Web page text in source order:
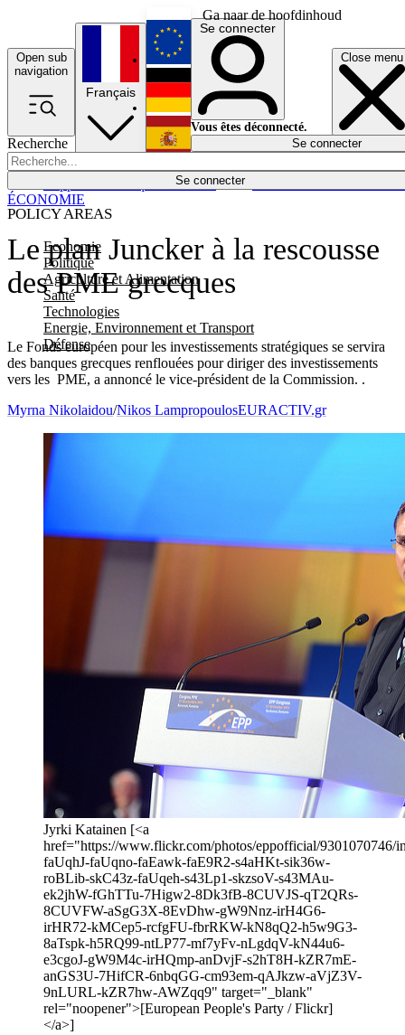
Ga naar de hoofdinhoud
Open sub
navigation
Close menu
Recherche
Se connecter
POLICY AREAS
Economie
Politique
Agriculture et Alimentation
Santé
Technologies
Energie, Environnement et Transport
Défense
Économie
Français
English
Deutsch
Español
Se connecter
Vous êtes déconnecté.
Se connecter
Le plan Juncker à la rescousse
des PME grecques
Le Fonds européen pour les investissements stratégiques se servira
des banques grecques renflouées pour diriger des investissements
vers les PME, a annoncé le vice-président de la Commission. .
ÉCONOMIE
Myrna Nikolaidou/Nikos LampropoulosEURACTIV.gr
Jyrki Katainen [<a
href="https://www.flickr.com/photos/eppofficial/9301070746/
faUqhJ-faUqno-faEawk-faE9R2-s4aHKt-sik36w-
roBLib-skC43z-faUqeh-s43Lp1-skzsoV-s43MAu-
ek2jhW-fGhTTu-7Higw2-8Dk3fB-8CUVJS-qT2QRs-
8CUVFW-aSgG3X-8EvDhw-gW9Nnz-irH4G6-
irHR72-kMCep5-rcfgFU-fbrRKW-kN8qQ2-h5w9G3-
8aTspk-h5RQ99-ntLP77-mf7yFv-nLgdqV-kN44u6-
e3cgoJ-gW9M4c-irHQmp-anDvjF-s2hT8H-kZR7mE-
anGS3U-7HifCR-6nbqGG-cm93em-qAJkzw-aVjZ3V-
9nLURL-kZR7hw-AWZqq9" target="_blank"
rel="noopener">[European People's Party / Flickr]
</a>]